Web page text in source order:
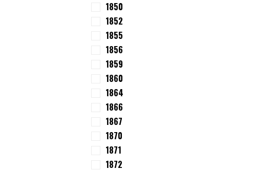
1850
1852
1855
1856
1859
1860
1864
1866
1867
1870
1871
1872